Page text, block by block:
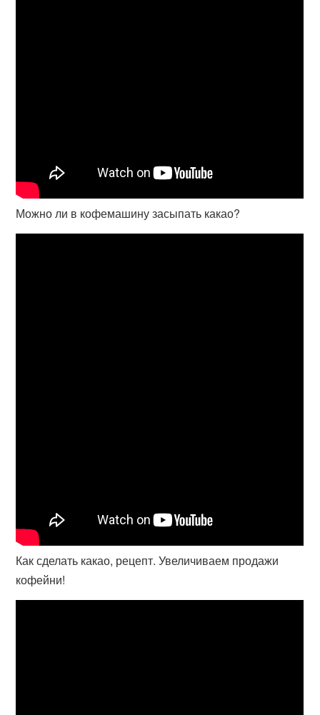
Можно ли в кофемашину засыпать какао?
Как сделать какао, рецепт. Увеличиваем продажи
кофейни!